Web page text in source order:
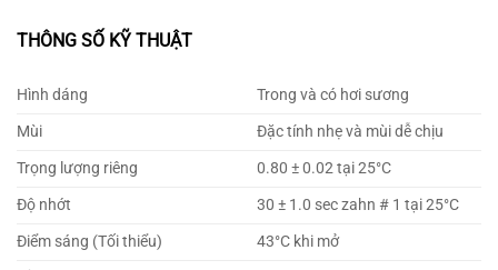
THÔNG SỐ KỸ THUẬT
Hình dáng
Trong và có hơi sương
Mùi
Đặc tính nhẹ và mùi dễ chịu
Trọng lượng riêng
0.80 ± 0.02 tại 25°C
Độ nhớt
30 ± 1.0 sec zahn # 1 tại 25°C
Điểm sáng (Tối thiểu)
43°C khi mở